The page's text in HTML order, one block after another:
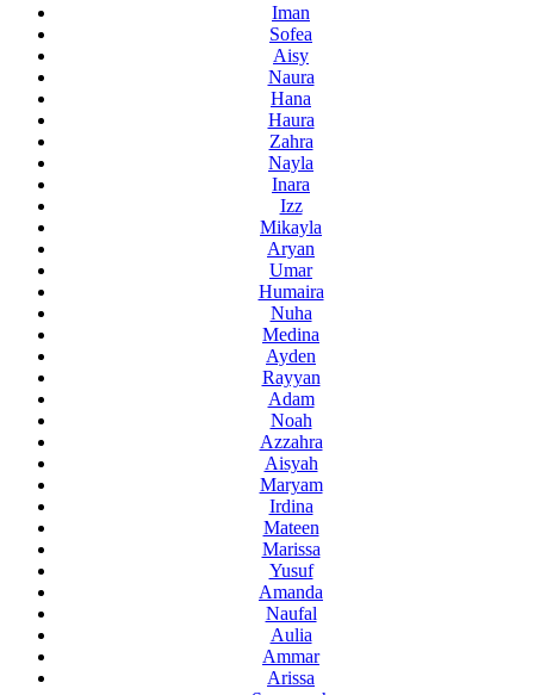
Iman
Sofea
Aisy
Naura
Hana
Haura
Zahra
Nayla
Inara
Izz
Mikayla
Aryan
Umar
Humaira
Nuha
Medina
Ayden
Rayyan
Adam
Noah
Azzahra
Aisyah
Maryam
Irdina
Mateen
Marissa
Yusuf
Amanda
Naufal
Aulia
Ammar
Arissa